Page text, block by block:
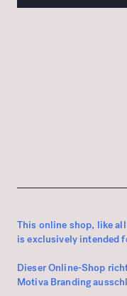
This online shop, like
is exclusively intended
Dieser Online-Shop
Motiva Branding